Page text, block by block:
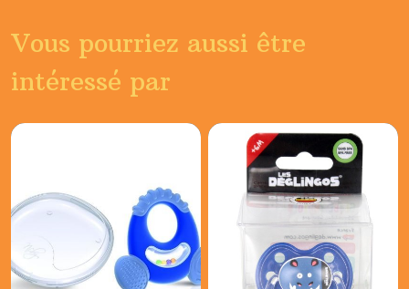
Vous pourriez aussi être
intéressé par